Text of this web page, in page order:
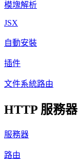
模塊解析
JSX
自動安裝
插件
文件系統路由
HTTP 服務器
服務器
路由